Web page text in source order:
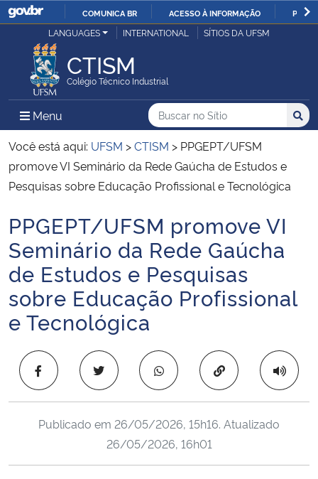
IR
COMUNICA BR ACESSO À INFORMAÇÃO
Ministério da Justiça e Segurança Pública
Ministério da Defesa
Ministério das Relações Exteriores
Ministério da Economia
Ministério da Infraestrutura
Ministério da Agricultura, Pecuária e Abastecimento
Ministério da Educação
Ministério da Cidadania
Ministério da Saúde
Ministério de Minas e Energia
Ministério da Ciência, Tecnologia, Inovações e Comunicações
LANGUAGES INTERNATIONAL SÍTIOS DA UFSM
CTISM
Colégio Técnico Industrial
Menu Menu Principal do Sítio
Busca
Buscar no no Sítio
Busca:
Você está aqui: UFSM >CTISM > PPGEPT/UFSM
promove VI Seminário da Rede Gaúcha de Estudos e
Pesquisas sobre Educação Profissional e Tecnológica
Início do conteúdo
PPGEPT/UFSM promove VI
Seminário da Rede Gaúcha
de Estudos e Pesquisas
sobre Educação Profissional
e Tecnológica
Copiar para área
Publicado em 26/05/2026, 15h16. Atualizado
26/05/2026, 16h01